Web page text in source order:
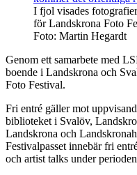
I fjol visades
för Landskrona Foto
Foto: Martin Hegardt
Genom ett samarbete med
boende i Landskrona och
Foto Festival.
Fri entré gäller mot
biblioteket i Svalöv,
Landskrona och
Festivalpasset innebär fri
och artist talks under